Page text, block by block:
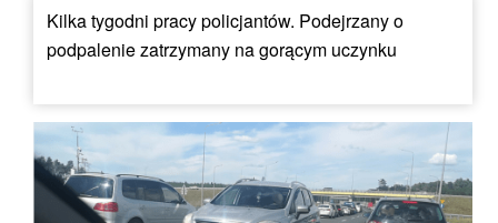
Kilka tygodni pracy policjantów. Podejrzany o
podpalenie zatrzymany na gorącym uczynku